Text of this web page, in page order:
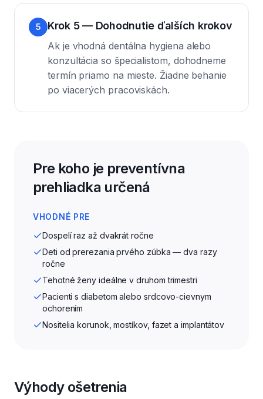
5 Krok 5 — Dohodnutie ďalších krokov
Ak je vhodná dentálna hygiena alebo
konzultácia so špecialistom, dohodneme
termín priamo na mieste. Žiadne behanie
po viacerých pracoviskách.
Pre koho je preventívna
prehliadka určená
VHODNÉ PRE
Dospelí raz až dvakrát ročne
Deti od prerezania prvého zúbka — dva razy
ročne
Tehotné ženy ideálne v druhom trimestri
Pacienti s diabetom alebo srdcovo-cievnym
ochorením
Nositelia korunok, mostíkov, fazet a implantátov
Výhody ošetrenia